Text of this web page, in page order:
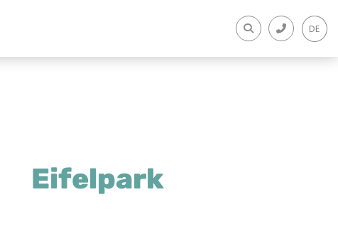
DE
Eifelpark